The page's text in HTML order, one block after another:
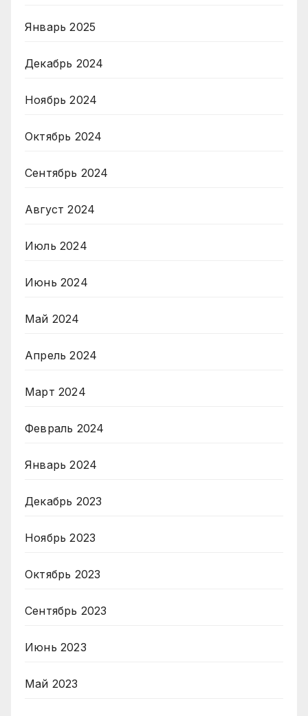
Январь 2025
Декабрь 2024
Ноябрь 2024
Октябрь 2024
Сентябрь 2024
Август 2024
Июль 2024
Июнь 2024
Май 2024
Апрель 2024
Март 2024
Февраль 2024
Январь 2024
Декабрь 2023
Ноябрь 2023
Октябрь 2023
Сентябрь 2023
Июнь 2023
Май 2023